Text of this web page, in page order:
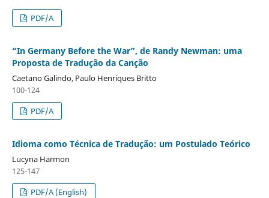
PDF/A
“In Germany Before the War”, de Randy Newman: uma
Proposta de Tradução da Canção
Caetano Galindo, Paulo Henriques Britto
100-124
PDF/A
Idioma como Técnica de Tradução: um Postulado Teórico
Lucyna Harmon
125-147
PDF/A (English)